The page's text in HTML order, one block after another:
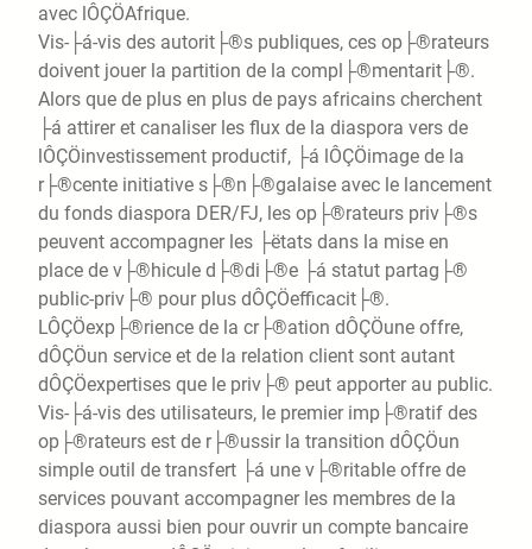
avec lÔÇÖAfrique.
Vis-├á-vis des autorit├®s publiques, ces op├®rateurs
doivent jouer la partition de la compl├®mentarit├®.
Alors que de plus en plus de pays africains cherchent
├á attirer et canaliser les flux de la diaspora vers de
lÔÇÖinvestissement productif, ├á lÔÇÖimage de la
r├®cente initiative s├®n├®galaise avec le lancement
du fonds diaspora DER/FJ, les op├®rateurs priv├®s
peuvent accompagner les ├ëtats dans la mise en
place de v├®hicule d├®di├®e ├á statut partag├®
public-priv├® pour plus dÔÇÖefficacit├®.
LÔÇÖexp├®rience de la cr├®ation dÔÇÖune offre,
dÔÇÖun service et de la relation client sont autant
dÔÇÖexpertises que le priv├® peut apporter au public.
Vis-├á-vis des utilisateurs, le premier imp├®ratif des
op├®rateurs est de r├®ussir la transition dÔÇÖun
simple outil de transfert ├á une v├®ritable offre de
services pouvant accompagner les membres de la
diaspora aussi bien pour ouvrir un compte bancaire